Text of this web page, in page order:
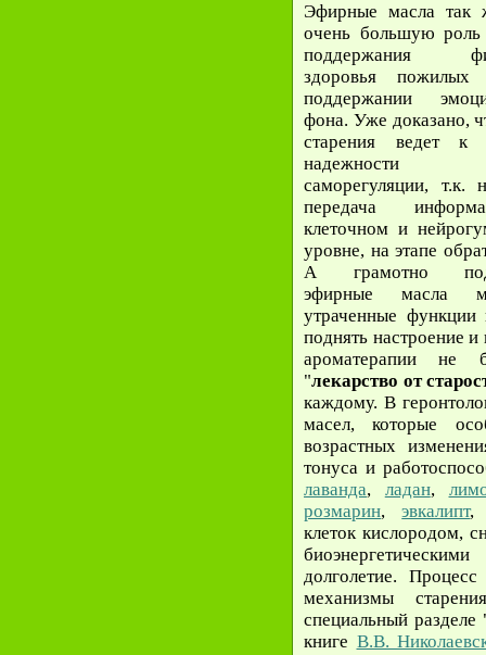
Эфирные масла так
очень большую роль
поддержания
здоровья
поддержании
фона. Уже доказано,
старения ведет к
надежности
саморегуляции, т.к.
передача
клеточном и
уровне, на этапе
А грамотно
эфирные масла
утраченные
поднять настроение
ароматерапии не
"лекарство от
каждому. В
масел, которые
возрастных
тонуса и
лаванда, ладан,
розмарин,эвкалипт,
клеток кислородом,
долголетие.
механизмы
специальный
книге В.В.